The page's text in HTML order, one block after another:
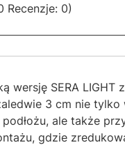
Recenzje: 0)
wersję SERA LIGHT
3 cm nie tylko
ale także
gdzie